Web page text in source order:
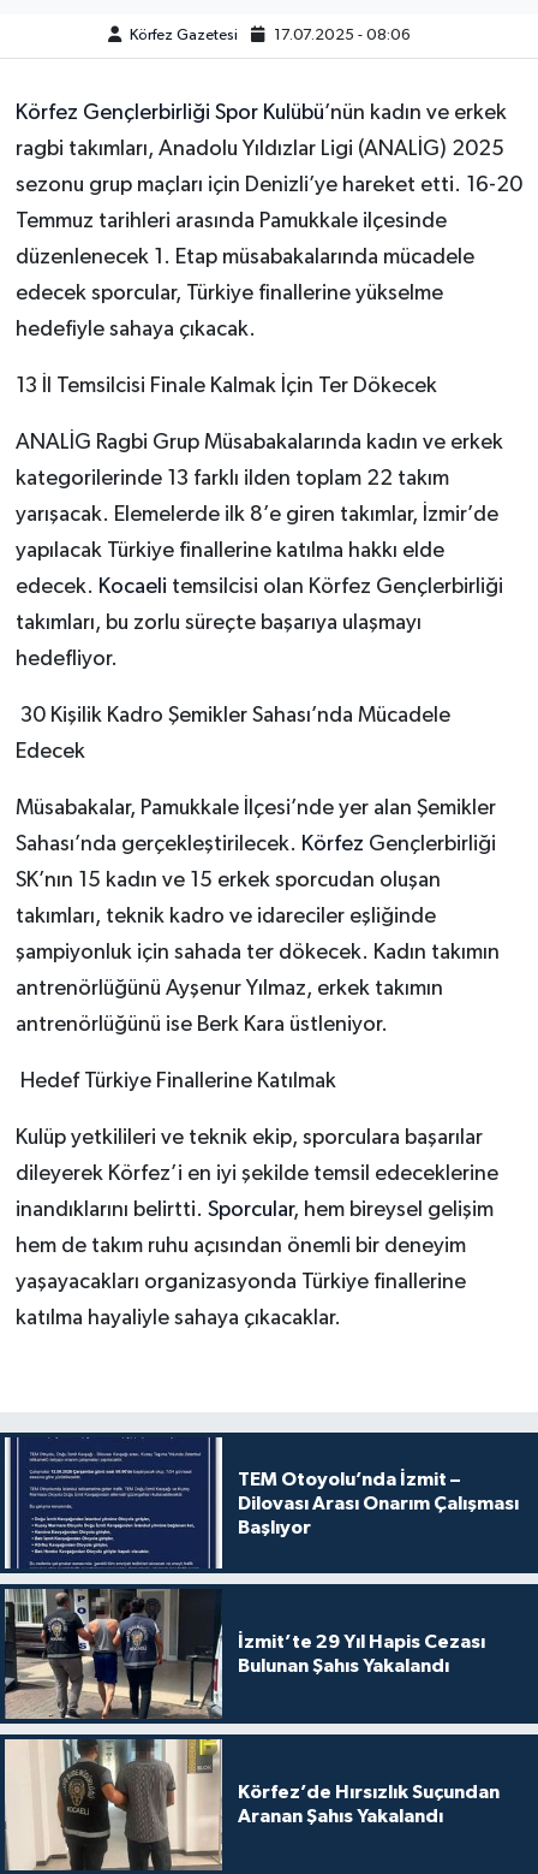
Körfez Gazetesi 17.07.2025 - 08:06
Körfez Gençlerbirliği Spor Kulübü’nün kadın ve erkek
ragbi takımları, Anadolu Yıldızlar Ligi (ANALİG) 2025
sezonu grup maçları için Denizli’ye hareket etti. 16-20
Temmuz tarihleri arasında Pamukkale ilçesinde
düzenlenecek 1. Etap müsabakalarında mücadele
edecek sporcular, Türkiye finallerine yükselme
hedefiyle sahaya çıkacak.
13 İl Temsilcisi Finale Kalmak İçin Ter Dökecek
ANALİG Ragbi Grup Müsabakalarında kadın ve erkek
kategorilerinde 13 farklı ilden toplam 22 takım
yarışacak. Elemelerde ilk 8’e giren takımlar, İzmir’de
yapılacak Türkiye finallerine katılma hakkı elde
edecek. Kocaeli temsilcisi olan Körfez Gençlerbirliği
takımları, bu zorlu süreçte başarıya ulaşmayı
hedefliyor.
30 Kişilik Kadro Şemikler Sahası’nda Mücadele
Edecek
Müsabakalar, Pamukkale İlçesi’nde yer alan Şemikler
Sahası’nda gerçekleştirilecek. Körfez Gençlerbirliği
SK’nın 15 kadın ve 15 erkek sporcudan oluşan
takımları, teknik kadro ve idareciler eşliğinde
şampiyonluk için sahada ter dökecek. Kadın takımın
antrenörlüğünü Ayşenur Yılmaz, erkek takımın
antrenörlüğünü ise Berk Kara üstleniyor.
Hedef Türkiye Finallerine Katılmak
Kulüp yetkilileri ve teknik ekip, sporculara başarılar
dileyerek Körfez’i en iyi şekilde temsil edeceklerine
inandıklarını belirtti. Sporcular, hem bireysel gelişim
hem de takım ruhu açısından önemli bir deneyim
yaşayacakları organizasyonda Türkiye finallerine
katılma hayaliyle sahaya çıkacaklar.
TEM Otoyolu’nda İzmit –
Dilovası Arası Onarım Çalışması
Başlıyor
İzmit’te 29 Yıl Hapis Cezası
Bulunan Şahıs Yakalandı
Körfez’de Hırsızlık Suçundan
Aranan Şahıs Yakalandı